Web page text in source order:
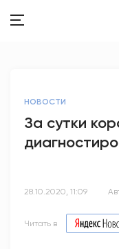
НОВОСТИ
За сутки
28.10.2020, 11:09
Читать в